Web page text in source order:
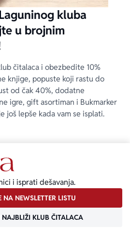
kluba
u brojnim
čitalaca i obezbedite 10%
knjige, popuste koji rastu do
od čak 40%, dodatne
igre, gift asortiman i Bukmarker
još lepše kada vam se isplati.
i isprati dešavanja.
NA NEWSLETTER LISTU
KLUB ČITALACA